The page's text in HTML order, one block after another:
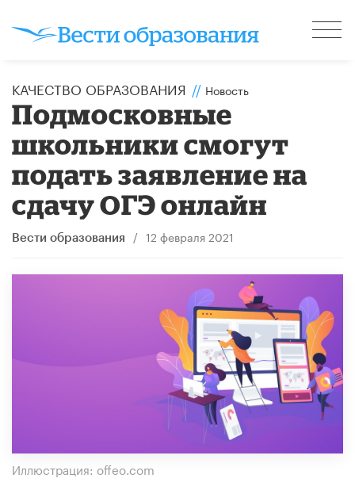
КАЧЕСТВО ОБРАЗОВАНИЯ // Новость
Подмосковные
школьники смогут
подать заявление на
сдачу ОГЭ онлайн
Вести образования / 12 февраля 2021
Иллюстрация: offeo.com